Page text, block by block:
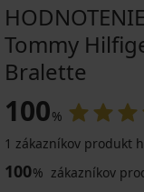
-50%
Podprsenka
Shiny
PREMIUM
Podprsenka
Výpredaj
BESTSELLER
Podprsenka
PREMIUM
Podprsenka
-20 % BRA20
Podprsenka
Lara
Tommy
Bralette
100%
1 zákazníkov produkt
100% zákazníkov